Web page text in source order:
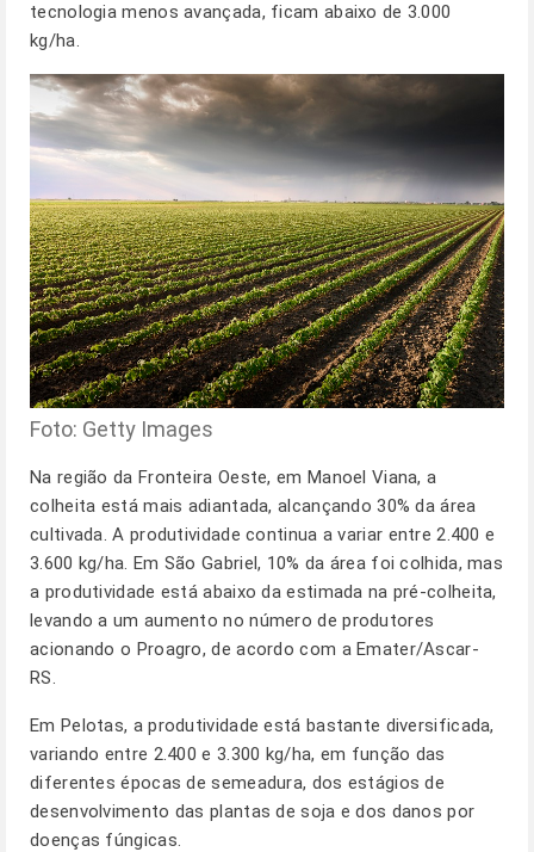
tecnologia menos avançada, ficam abaixo de 3.000
kg/ha.
Foto: Getty Images
Na região da Fronteira Oeste, em Manoel Viana, a
colheita está mais adiantada, alcançando 30% da área
cultivada. A produtividade continua a variar entre 2.400 e
3.600 kg/ha. Em São Gabriel, 10% da área foi colhida, mas
a produtividade está abaixo da estimada na pré-colheita,
levando a um aumento no número de produtores
acionando o Proagro, de acordo com a Emater/Ascar-
RS.
Em Pelotas, a produtividade está bastante diversificada,
variando entre 2.400 e 3.300 kg/ha, em função das
diferentes épocas de semeadura, dos estágios de
desenvolvimento das plantas de soja e dos danos por
doenças fúngicas.